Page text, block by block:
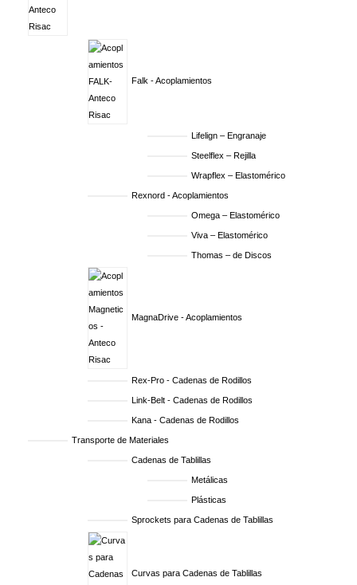
Falk - Acoplamientos
Lifelign – Engranaje
Steelflex – Rejilla
Wrapflex – Elastomérico
Rexnord - Acoplamientos
Omega – Elastomérico
Viva – Elastomérico
Thomas – de Discos
MagnaDrive - Acoplamientos
Rex-Pro - Cadenas de Rodillos
Link-Belt - Cadenas de Rodillos
Kana - Cadenas de Rodillos
Transporte de Materiales
Cadenas de Tablillas
Metálicas
Plásticas
Sprockets para Cadenas de Tablillas
Curvas para Cadenas de Tablillas